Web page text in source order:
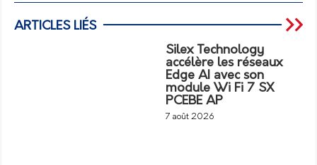
ARTICLES LIÉS
Silex Technology
accélère les réseaux
Edge AI avec son
module Wi Fi 7 SX
PCEBE AP
7 août 2026